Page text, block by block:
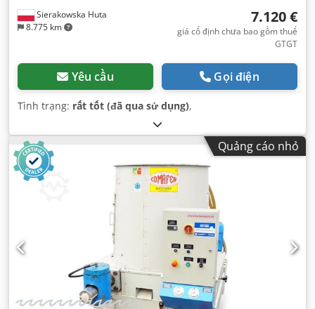
Sierakowska Huta
8.775 km
7.120 €
giá cố định chưa bao gồm thuế
GTGT
Yêu cầu Gọi điện
Tình trạng: rất tốt (đã qua sử dụng),
Quảng cáo nhỏ